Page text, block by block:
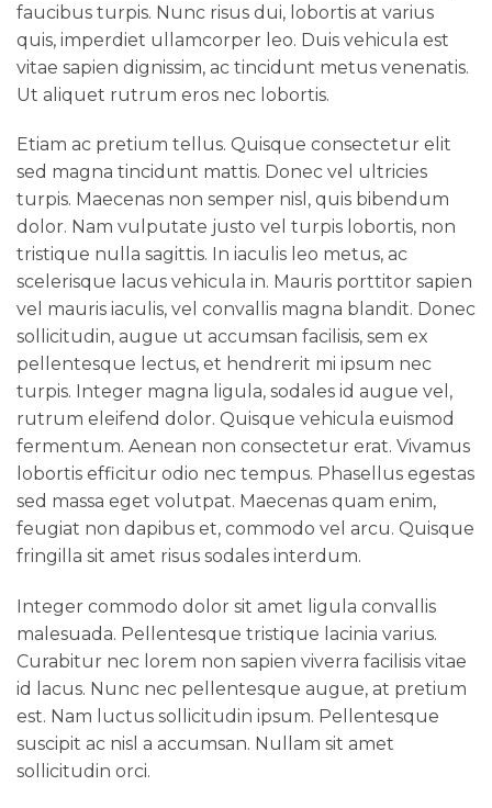
faucibus turpis. Nunc risus dui, lobortis at varius
quis, imperdiet ullamcorper leo. Duis vehicula est
vitae sapien dignissim, ac tincidunt metus venenatis.
Ut aliquet rutrum eros nec lobortis.
Etiam ac pretium tellus. Quisque consectetur elit
sed magna tincidunt mattis. Donec vel ultricies
turpis. Maecenas non semper nisl, quis bibendum
dolor. Nam vulputate justo vel turpis lobortis, non
tristique nulla sagittis. In iaculis leo metus, ac
scelerisque lacus vehicula in. Mauris porttitor sapien
vel mauris iaculis, vel convallis magna blandit. Donec
sollicitudin, augue ut accumsan facilisis, sem ex
pellentesque lectus, et hendrerit mi ipsum nec
turpis. Integer magna ligula, sodales id augue vel,
rutrum eleifend dolor. Quisque vehicula euismod
fermentum. Aenean non consectetur erat. Vivamus
lobortis efficitur odio nec tempus. Phasellus egestas
sed massa eget volutpat. Maecenas quam enim,
feugiat non dapibus et, commodo vel arcu. Quisque
fringilla sit amet risus sodales interdum.
Integer commodo dolor sit amet ligula convallis
malesuada. Pellentesque tristique lacinia varius.
Curabitur nec lorem non sapien viverra facilisis vitae
id lacus. Nunc nec pellentesque augue, at pretium
est. Nam luctus sollicitudin ipsum. Pellentesque
suscipit ac nisl a accumsan. Nullam sit amet
sollicitudin orci.